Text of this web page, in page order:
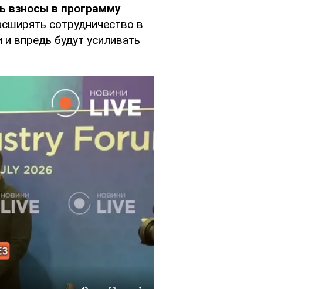
взносы в программу
сотрудничество в
впредь будут усиливать